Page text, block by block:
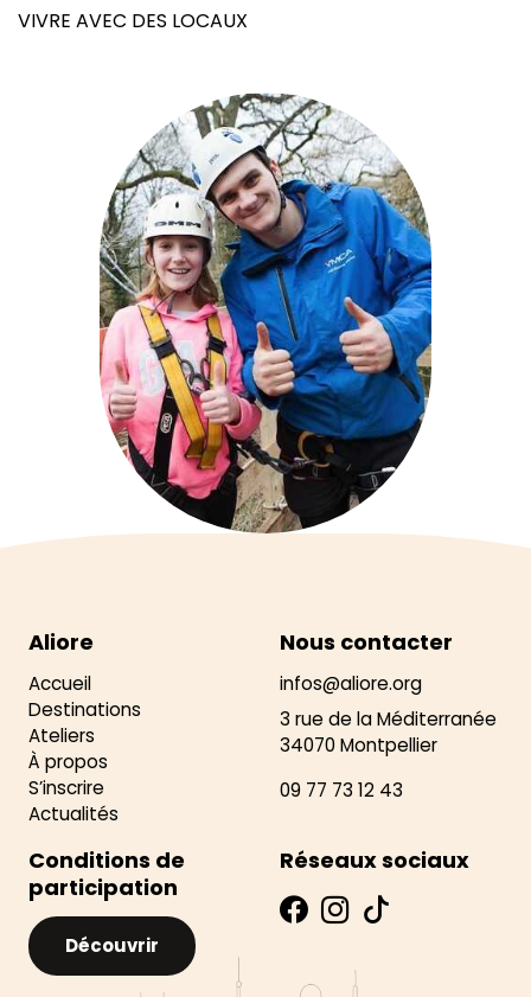
VIVRE AVEC DES LOCAUX
Aliore
Accueil
Destinations
Ateliers
À propos
S’inscrire
Actualités
Nous contacter
infos@aliore.org
3 rue de la Méditerranée
34070 Montpellier
09 77 73 12 43
Conditions de
participation
Découvrir
Réseaux sociaux